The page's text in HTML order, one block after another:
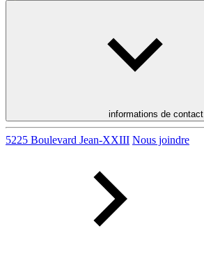
informations de contact
5225 Boulevard Jean-XXIII Nous joindre